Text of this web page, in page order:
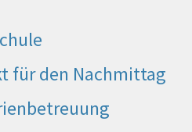
für den Nachmittag